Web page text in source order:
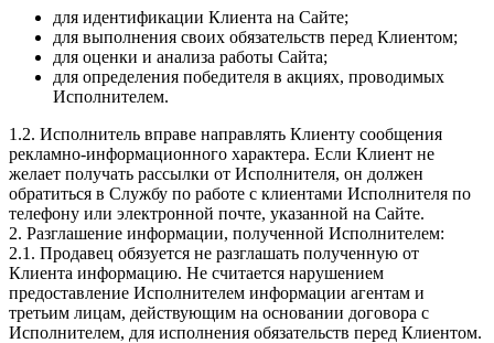
для идентификации Клиента на Сайте;
для выполнения своих обязательств перед Клиентом;
для оценки и анализа работы Сайта;
для определения победителя в акциях, проводимых
Исполнителем.
1.2. Исполнитель вправе направлять Клиенту сообщения
рекламно-информационного характера. Если Клиент не
желает получать рассылки от Исполнителя, он должен
обратиться в Службу по работе с клиентами Исполнителя по
телефону или электронной почте, указанной на Сайте.
2. Разглашение информации, полученной Исполнителем:
2.1. Продавец обязуется не разглашать полученную от
Клиента информацию. Не считается нарушением
предоставление Исполнителем информации агентам и
третьим лицам, действующим на основании договора с
Исполнителем, для исполнения обязательств перед Клиентом.